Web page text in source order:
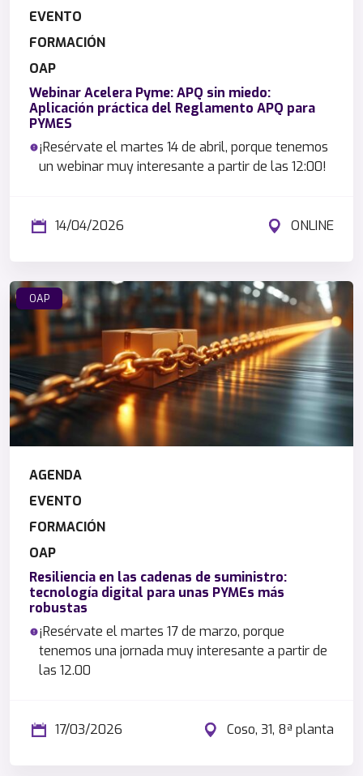
EVENTO
FORMACIÓN
OAP
Webinar Acelera Pyme: APQ sin miedo:
Aplicación práctica del Reglamento APQ para
PYMES
¡Resérvate el martes 14 de abril, porque tenemos
un webinar muy interesante a partir de las 12:00!
14/04/2026 ONLINE
OAP
AGENDA
EVENTO
FORMACIÓN
OAP
Resiliencia en las cadenas de suministro:
tecnología digital para unas PYMEs más
robustas
¡Resérvate el martes 17 de marzo, porque
tenemos una jornada muy interesante a partir de
las 12.00
17/03/2026 Coso, 31, 8ª planta